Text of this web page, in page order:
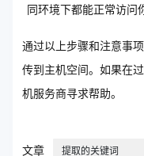
同环境下都能正常访问
通过以上步骤和注意事
传到主机空间。如果在
机服务商寻求帮助。
文章
提取的关键词